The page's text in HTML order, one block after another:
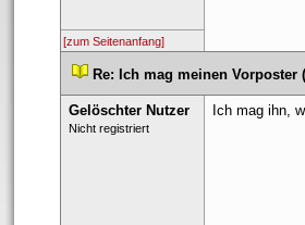
[zum Seitenanfang]
Re: Ich mag meinen Vorposter
Gelöschter Nutzer
Nicht registriert
Ich mag ihn,